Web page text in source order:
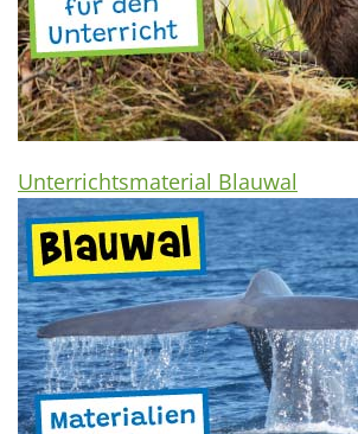
Unterrichtsmaterial Blauwal